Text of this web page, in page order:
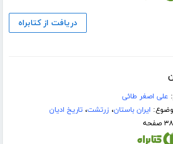
دریافت از کتابراه
علی اصغر طائی
ایران باستان،زرتشت،تاریخ ادیان